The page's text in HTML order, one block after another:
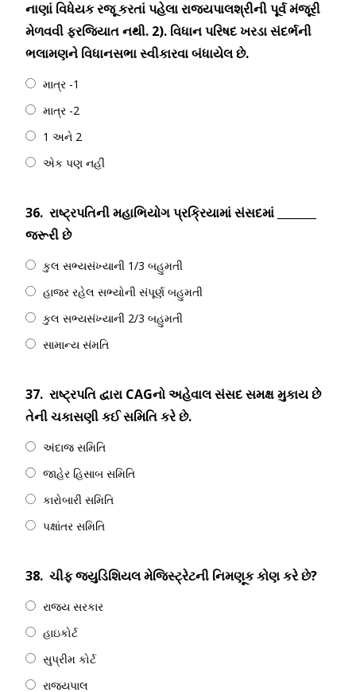
નાણાં વિધેયક રજૂ કરતાં પહેલા રાજયપાલશ્રીની પૂર્વ મંજૂરી
મેળવવી ફરજિયાત નથી. 2). વિધાન પરિષદ ખરડા સંદર્ભની
ભલામણને વિધાનસભા સ્વીકારવા બંધાયેલ છે.
માત્ર -1
માત્ર -2
1 અને 2
એક પણ નહીં
36. રાષ્ટ્રપતિની મહાભિયોગ પ્રક્રિયામાં સંસદમાં _______
જરૂરી છે
કુલ સભ્યસંખ્યાની 1/3 બહુમતી
હાજર રહેલ સભ્યોની સંપૂર્ણ બહુમતી
કુલ સભ્યસંખ્યાની 2/3 બહુમતી
સામાન્ય સંમતિ
37. રાષ્ટ્રપતિ દ્વારા CAGનો અહેવાલ સંસદ સમક્ષ મુકાય છે
તેની ચકાસણી કઈ સમિતિ કરે છે.
અંદાજ સમિતિ
જાહેર હિસાબ સમિતિ
કારોબારી સમિતિ
પક્ષાંતર સમિતિ
38. ચીફ જ્યુડિશિયલ મેજિસ્ટ્રેટની નિમણૂક કોણ કરે છે?
રાજ્ય સરકાર
હાઇકોર્ટ
સુપ્રીમ કોર્ટ
રાજ્યપાલ